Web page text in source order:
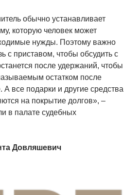
обычно устанавливает
которую человек может
нужды. Поэтому важно
с приставом, чтобы обсудить с
после удержаний, чтобы
остатком после
А все подарки и другие средства
на покрытие долгов», –
в палате судебных
Довляшевич